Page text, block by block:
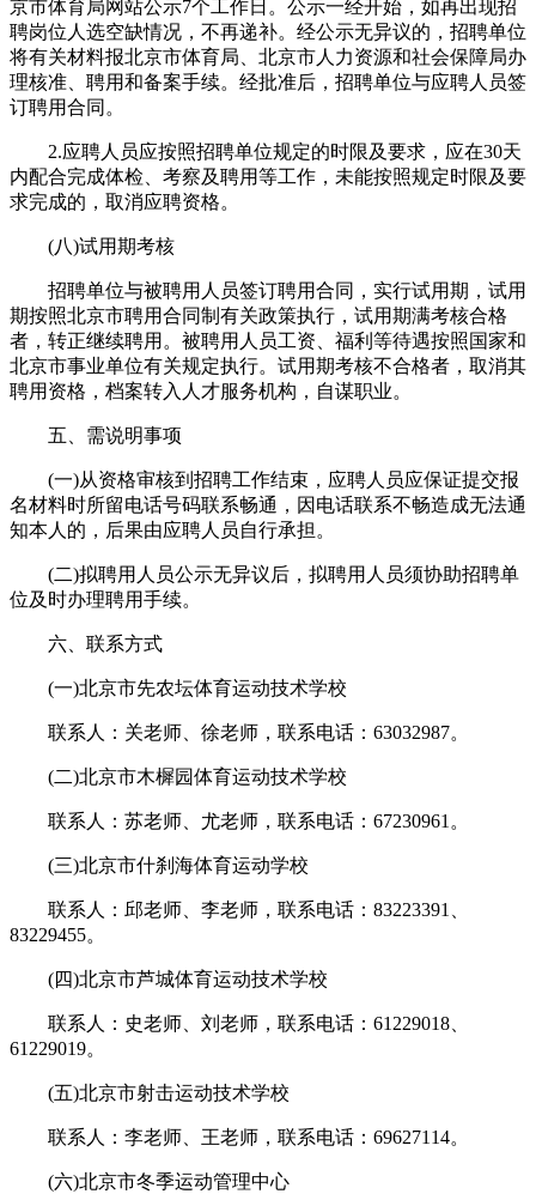
京市体育局网站公示7个工作日。公示一经开始，如再出现招
聘岗位人选空缺情况，不再递补。经公示无异议的，招聘单位
将有关材料报北京市体育局、北京市人力资源和社会保障局办
理核准、聘用和备案手续。经批准后，招聘单位与应聘人员签
订聘用合同。
2.应聘人员应按照招聘单位规定的时限及要求，应在30天
内配合完成体检、考察及聘用等工作，未能按照规定时限及要
求完成的，取消应聘资格。
(八)试用期考核
招聘单位与被聘用人员签订聘用合同，实行试用期，试用
期按照北京市聘用合同制有关政策执行，试用期满考核合格
者，转正继续聘用。被聘用人员工资、福利等待遇按照国家和
北京市事业单位有关规定执行。试用期考核不合格者，取消其
聘用资格，档案转入人才服务机构，自谋职业。
五、需说明事项
(一)从资格审核到招聘工作结束，应聘人员应保证提交报
名材料时所留电话号码联系畅通，因电话联系不畅造成无法通
知本人的，后果由应聘人员自行承担。
(二)拟聘用人员公示无异议后，拟聘用人员须协助招聘单
位及时办理聘用手续。
六、联系方式
(一)北京市先农坛体育运动技术学校
联系人：关老师、徐老师，联系电话：63032987。
(二)北京市木樨园体育运动技术学校
联系人：苏老师、尤老师，联系电话：67230961。
(三)北京市什刹海体育运动学校
联系人：邱老师、李老师，联系电话：83223391、
83229455。
(四)北京市芦城体育运动技术学校
联系人：史老师、刘老师，联系电话：61229018、
61229019。
(五)北京市射击运动技术学校
联系人：李老师、王老师，联系电话：69627114。
(六)北京市冬季运动管理中心